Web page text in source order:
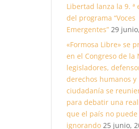
Libertad lanza la 9. ª
del programa “Voces
Emergentes” 29
«Formosa Libre» se
en el Congreso de la
legisladores,
derechos humanos y
ciudadanía se
para debatir una
que el país no
ignorando 25 junio,